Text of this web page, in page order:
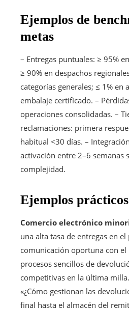
Ejemplos de
metas
– Entregas puntuales: ≥ 95%
≥ 90% en despachos
categorías generales; ≤ 1% en
embalaje certificado. –
operaciones consolidadas. –
reclamaciones: primera
habitual <30 días. –
activación entre 2–6 semanas
complejidad.
Ejemplos prácticos
Comercio electrónico
una alta tasa de entregas en
comunicación oportuna con el
procesos sencillos de
competitivas en la última
«¿Cómo gestionan las
final hasta el almacén del